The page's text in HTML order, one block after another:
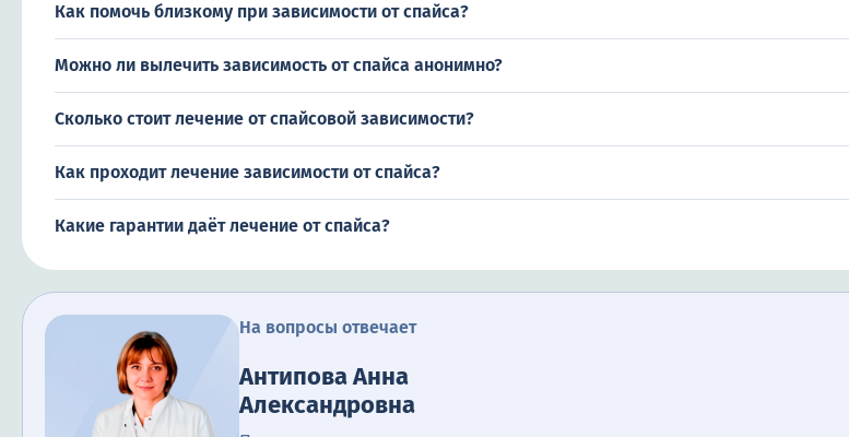
Как помочь близкому при зависимости от спайса?
Можно ли вылечить зависимость от спайса анонимно?
Сколько стоит лечение от спайсовой зависимости?
Как проходит лечение зависимости от спайса?
Какие гарантии даёт лечение от спайса?
На вопросы отвечает
Антипова Анна
Александровна